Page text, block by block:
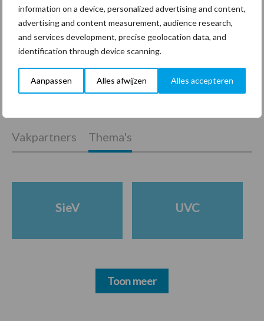
information on a device, personalized advertising and content,
advertising and content measurement, audience research,
and services development, precise geolocation data, and
identification through device scanning.
Aanpassen Alles afwijzen Alles accepteren
Red flag 2: Nootdorp-
Pijnacker kwalificeert
schoonmaakwerk als hoge
mate van eenvoud
Vakpartners Thema's
SieV UVC
Toon meer